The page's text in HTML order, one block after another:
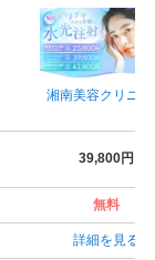
湘南美容クリニ
39,800円
無料
詳細を見る